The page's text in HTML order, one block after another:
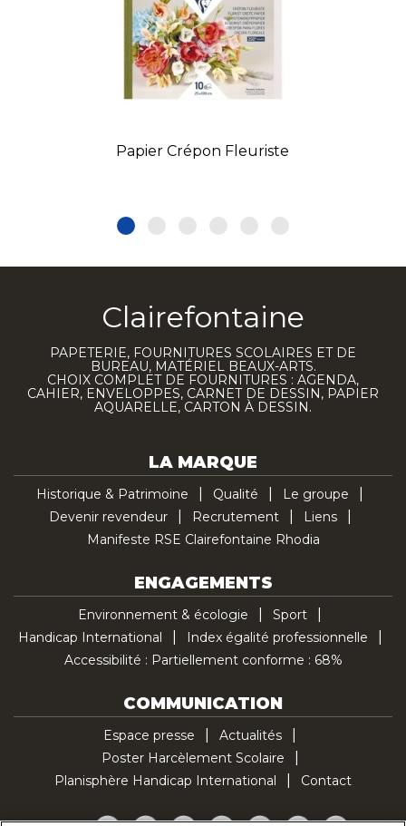
Papier Crépon Fleuriste
Clairefontaine
PAPETERIE, FOURNITURES SCOLAIRES ET DE
BUREAU, MATÉRIEL BEAUX-ARTS.
CHOIX COMPLET DE FOURNITURES : AGENDA,
CAHIER, ENVELOPPES, CARNET DE DESSIN, PAPIER
AQUARELLE, CARTON À DESSIN.
LA MARQUE
Historique & Patrimoine Qualité
Le groupe
Devenir revendeur
Recrutement
Liens
Manifeste RSE Clairefontaine Rhodia
ENGAGEMENTS
Environnement & écologie
Sport
Handicap International
Index égalité professionnelle
Accessibilité : Partiellement conforme : 68%
COMMUNICATION
Espace presse
Actualités
Poster Harcèlement Scolaire
Planisphère Handicap International
Contact